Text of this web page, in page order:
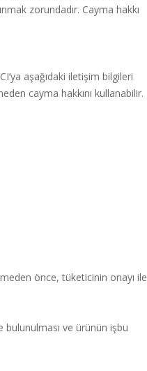
zorundadır. Cayma hakkı
aşağıdaki iletişim bilgileri
cayma hakkını kullanabilir.
önce, tüketicinin onayı ile
bulunulması ve ürünün işbu